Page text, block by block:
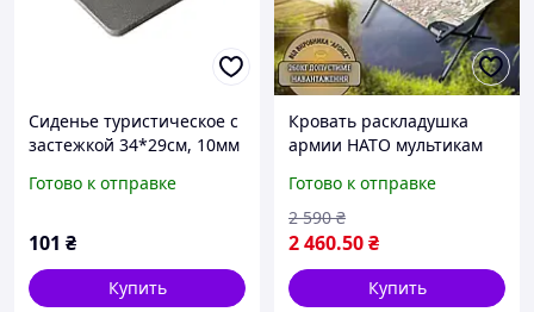
Сиденье туристическое с
застежкой 34*29см, 10мм
армейское изоляционное
влагостойкая
Готово к отправке
101 ₴
Купить
Кровать раскладушка
армии НАТО мультикам
рыбалки туризма
походная для военного
оригинал
Готово к отправке
2 460.50₴
2 590 ₴
Купить